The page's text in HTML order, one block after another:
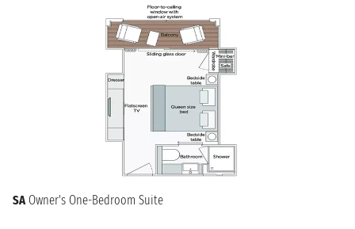
SA Owner's One-Bedroom Suite